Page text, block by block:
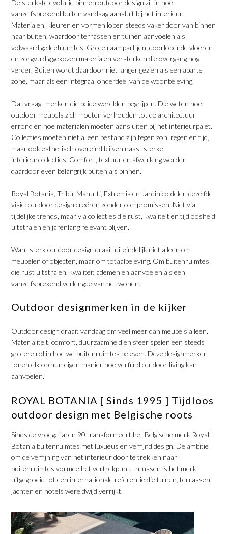
​De sterkste evolutie binnen outdoor design zit in hoe
vanzelfsprekend buiten vandaag aansluit bij het interieur.
Materialen, kleuren en vormen lopen steeds vaker door van binnen
naar buiten, waardoor terrassen en tuinen aanvoelen als
volwaardige leefruimtes. Grote raampartijen, doorlopende vloeren
en zorgvuldig gekozen materialen versterken die overgang nog
verder. Buiten wordt daardoor niet langer gezien als een aparte
zone, maar als een integraal onderdeel van de woonbeleving.
​Dat vraagt merken die beide werelden begrijpen. Die weten hoe
outdoor meubels zich moeten verhouden tot de architectuur
errond en hoe materialen moeten aansluiten bij het interieurpalet.
Collecties moeten niet alleen bestand zijn tegen zon, regen en tijd,
maar ook esthetisch overeind blijven naast sterke
interieurcollecties. Comfort, textuur en afwerking worden
daardoor even belangrijk buiten als binnen.
​Royal Botania, Tribù, Manutti, Extremis en Jardinico delen dezelfde
visie: outdoor design creëren zonder compromissen. Niet via
tijdelijke trends, maar via collecties die rust, kwaliteit en tijdloosheid
uitstralen en jarenlang relevant blijven.
​Want sterk outdoor design draait uiteindelijk niet alleen om
meubelen of objecten, maar om totaalbeleving. Om buitenruimtes
die rust uitstralen, kwaliteit ademen en aanvoelen als een
vanzelfsprekend verlengde van het wonen.
​Outdoor designmerken in de kijker
​Outdoor design draait vandaag om veel meer dan meubels alleen.
Materialiteit, comfort, duurzaamheid en sfeer spelen een steeds
grotere rol in hoe we buitenruimtes beleven. Deze designmerken
tonen elk op hun eigen manier hoe verfijnd outdoor living kan
aanvoelen.
​ROYAL BOTANIA [ Sinds 1995 ] Tijdloos
outdoor design met Belgische roots
​Sinds de vroege jaren 90 transformeert het Belgische merk Royal
Botania buitenruimtes met luxueus en verfijnd design. De ambitie
om de verfijning van het interieur door te trekken naar
buitenruimtes vormde het vertrekpunt. Intussen is het merk
uitgegroeid tot een internationale referentie die tuinen, terrassen,
jachten en hotels wereldwijd verrijkt.